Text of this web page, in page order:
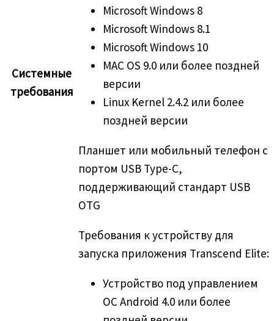
Системные
требования
Microsoft Windows 8
Microsoft Windows 8.1
Microsoft Windows 10
MAC OS 9.0 или более поздней
версии
Linux Kernel 2.4.2 или более
поздней версии
Планшет или мобильный телефон с
портом USB Type-C,
поддерживающий стандарт USB
OTG
Требования к устройству для
запуска приложения Transcend Elite:
Устройство под управлением
ОС Android 4.0 или более